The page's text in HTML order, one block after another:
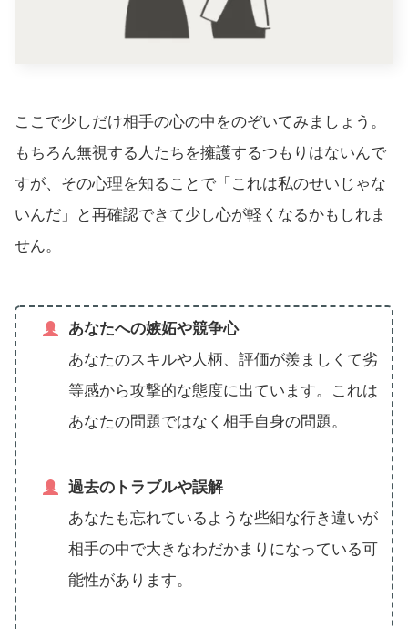
ここで少しだけ相手の心の中をのぞいてみましょう。
もちろん無視する人たちを擁護するつもりはないんで
すが、その心理を知ることで「これは私のせいじゃな
いんだ」と再確認できて少し心が軽くなるかもしれま
せん。
あなたへの嫉妬や競争心
あなたのスキルや人柄、評価が羨ましくて劣
等感から攻撃的な態度に出ています。これは
あなたの問題ではなく相手自身の問題。
過去のトラブルや誤解
あなたも忘れているような些細な行き違いが
相手の中で大きなわだかまりになっている可
能性があります。